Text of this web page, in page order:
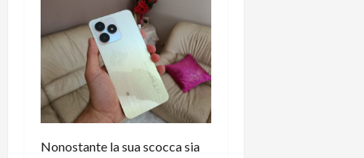
Nonostante la sua scocca sia